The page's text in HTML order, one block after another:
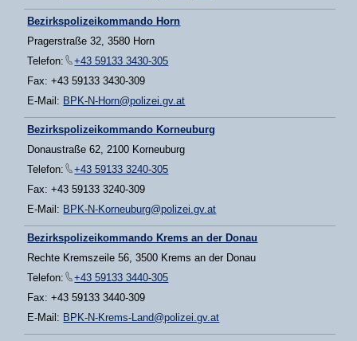
Bezirkspolizeikommando Horn
Pragerstraße 32, 3580 Horn
Telefon:
+43 59133 3430-305
Fax: +43 59133 3430-309
E-Mail: BPK-N-Horn@polizei.gv.at
Bezirkspolizeikommando Korneuburg
Donaustraße 62, 2100 Korneuburg
Telefon:
+43 59133 3240-305
Fax: +43 59133 3240-309
E-Mail: BPK-N-Korneuburg@polizei.gv.at
Bezirkspolizeikommando Krems an der Donau
Rechte Kremszeile 56, 3500 Krems an der Donau
Telefon:
+43 59133 3440-305
Fax: +43 59133 3440-309
E-Mail: BPK-N-Krems-Land@polizei.gv.at